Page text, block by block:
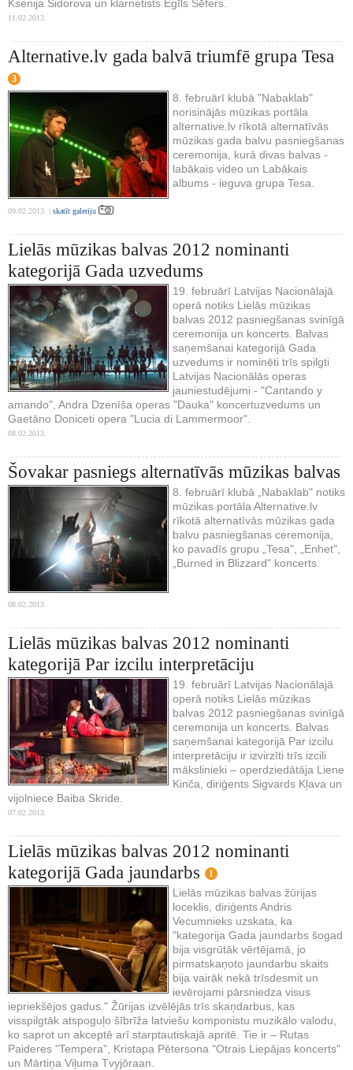
Ksenija Sidorova un klarnetists Egīls Šēfers.
11.02.2013.
Alternative.lv gada balvā triumfē grupa Tesa
3
8. februārī klubā "Nabaklab"
norisinājās mūzikas portāla
alternative.lv rīkotā alternatīvās
mūzikas gada balvu pasniegšanas
ceremonija, kurā divas balvas -
labākais video un Labākais
albums - ieguva grupa Tesa.
09.02.2013. | skatīt galeriju
Lielās mūzikas balvas 2012 nominanti
kategorijā Gada uzvedums
19. februārī Latvijas Nacionālajā
operā notiks Lielās mūzikas
balvas 2012 pasniegšanas svinīgā
ceremonija un koncerts. Balvas
saņemšanai kategorijā Gada
uzvedums ir nominēti trīs spilgti
Latvijas Nacionālās operas
jauniestudējumi - "Cantando y
amando", Andra Dzenīša operas "Dauka" koncertuzvedums un
Gaetāno Doniceti opera "Lucia di Lammermoor".
08.02.2013.
Šovakar pasniegs alternatīvās mūzikas balvas
8. februārī klubā „Nabaklab" notiks
mūzikas portāla Alternative.lv
rīkotā alternatīvās mūzikas gada
balvu pasniegšanas ceremonija,
ko pavadīs grupu „Tesa", „Enhet",
„Burned in Blizzard" koncerts.
08.02.2013.
Lielās mūzikas balvas 2012 nominanti
kategorijā Par izcilu interpretāciju
19. februārī Latvijas Nacionālajā
operā notiks Lielās mūzikas
balvas 2012 pasniegšanas svinīgā
ceremonija un koncerts. Balvas
saņemšanai kategorijā Par izcilu
interpretāciju ir izvirzīti trīs izcili
mākslinieki – operdziedātāja Liene
Kinča, diriģents Sigvards Kļava un
vijolniece Baiba Skride.
07.02.2013.
Lielās mūzikas balvas 2012 nominanti
kategorijā Gada jaundarbs
1
Lielās mūzikas balvas žūrijas
loceklis, diriģents Andris
Vecumnieks uzskata, ka
"kategorija Gada jaundarbs šogad
bija visgrūtāk vērtējamā, jo
pirmatskaņoto jaundarbu skaits
bija vairāk nekā trīsdesmit un
ievērojami pārsniedza visus
iepriekšējos gadus." Žūrijas izvēlējās trīs skaņdarbus, kas
visspilgtāk atspoguļo šībrīža latviešu komponistu muzikālo valodu,
ko saprot un akceptē arī starptautiskajā apritē. Tie ir – Rutas
Paideres "Tempera", Kristapa Pētersona "Otrais Liepājas koncerts"
un Mārtiņa Viļuma Tvyjōraan.